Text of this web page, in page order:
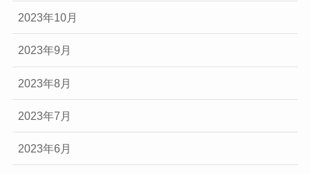
2023年10月
2023年9月
2023年8月
2023年7月
2023年6月